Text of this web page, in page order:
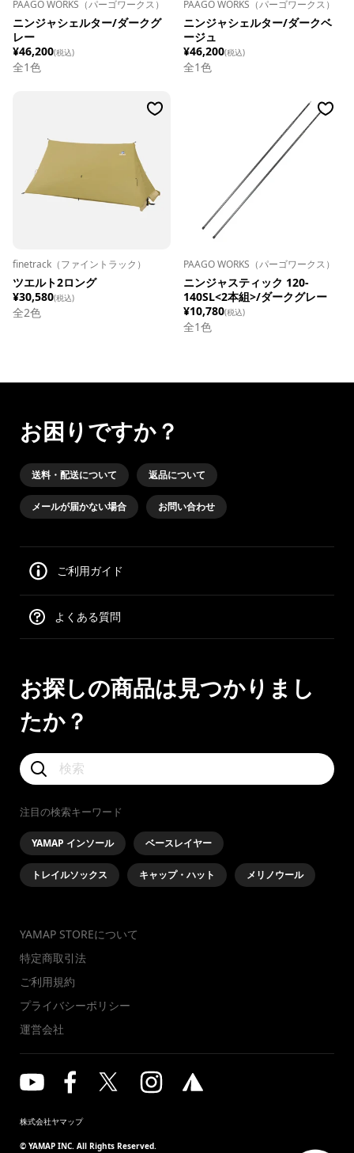
PAAGO WORKS（パーゴワークス）
ニンジャシェルター/ダークグ
レー
¥46,200(税込)
全1色
PAAGO WORKS（パーゴワークス）
ニンジャシェルター/ダークベ
ージュ
¥46,200(税込)
全1色
finetrack（ファイントラック）
ツエルト2ロング
¥30,580(税込)
全2色
PAAGO WORKS（パーゴワークス）
ニンジャスティック 120-
140SL<2本組>/ダークグレー
¥10,780(税込)
全1色
お困りですか？
送料・配送について 返品について
メールが届かない場合 お問い合わせ
ご利用ガイド
よくある質問
お探しの商品は見つかりまし
たか？
注目の検索キーワード
YAMAP インソール ベースレイヤー
トレイルソックス キャップ・ハット メリノウール
YAMAP STOREについて
特定商取引法
ご利用規約
プライバシーポリシー
運営会社
株式会社ヤマップ
© YAMAP INC. All Rights Reserved.